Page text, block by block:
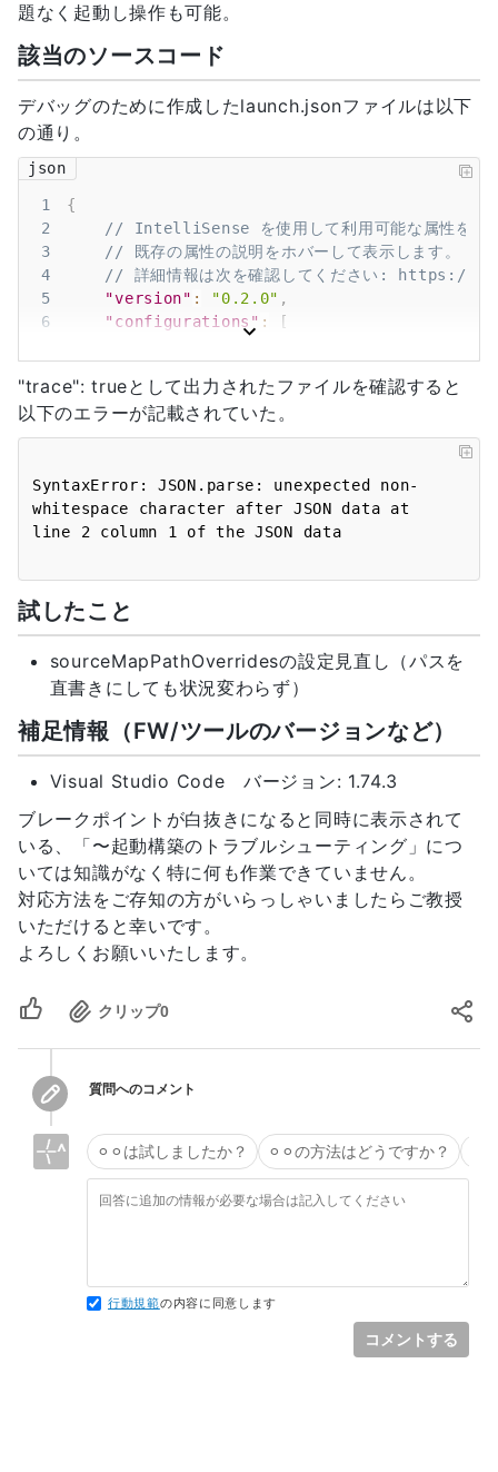
題なく起動し操作も可能。
該当のソースコード
デバッグのために作成したlaunch.jsonファイルは以下
の通り。
json
1
{
2
// IntelliSense を使用して利用可能な属性を学
3
// 既存の属性の説明をホバーして表示します。
4
// 詳細情報は次を確認してください:
5
"version" : "0.2.0" ,
6
"configurations" :
[
9
"request": "launch",
10
"name":
"localhost に対して
11
"url": "http://localhost:8000",
"${workspaceFolder}"
13
"trace": true,
14
"sourceMaps": true,
15
"sourceMapPathOverrides"
17
}
18
19
]
"trace": trueとして出力されたファイルを確認すると
以下のエラーが記載されていた。
SyntaxError: JSON.parse: unexpected non-
whitespace character after JSON data at
試したこと
sourceMapPathOverridesの設定見直し（パスを
直書きにしても状況変わらず）
補足情報（FW/ツールのバージョンなど）
Visual Studio Code バージョン: 1.74.3
ブレークポイントが白抜きになると同時に表示されて
いる、「〜起動構築のトラブルシューティング」につ
いては知識がなく特に何も作業できていません。
対応方法をご存知の方がいらっしゃいましたらご教授
いただけると幸いです。
よろしくお願いいたします。
クリップ0
質問へのコメント
⚪︎⚪︎は試しましたか？ ⚪︎⚪︎の方法はどうですか？
行動規範の内容に同意します
コメントする